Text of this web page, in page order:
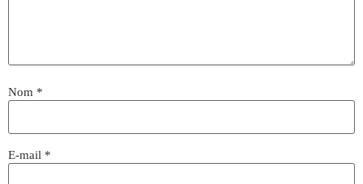
Nom *
E-mail *